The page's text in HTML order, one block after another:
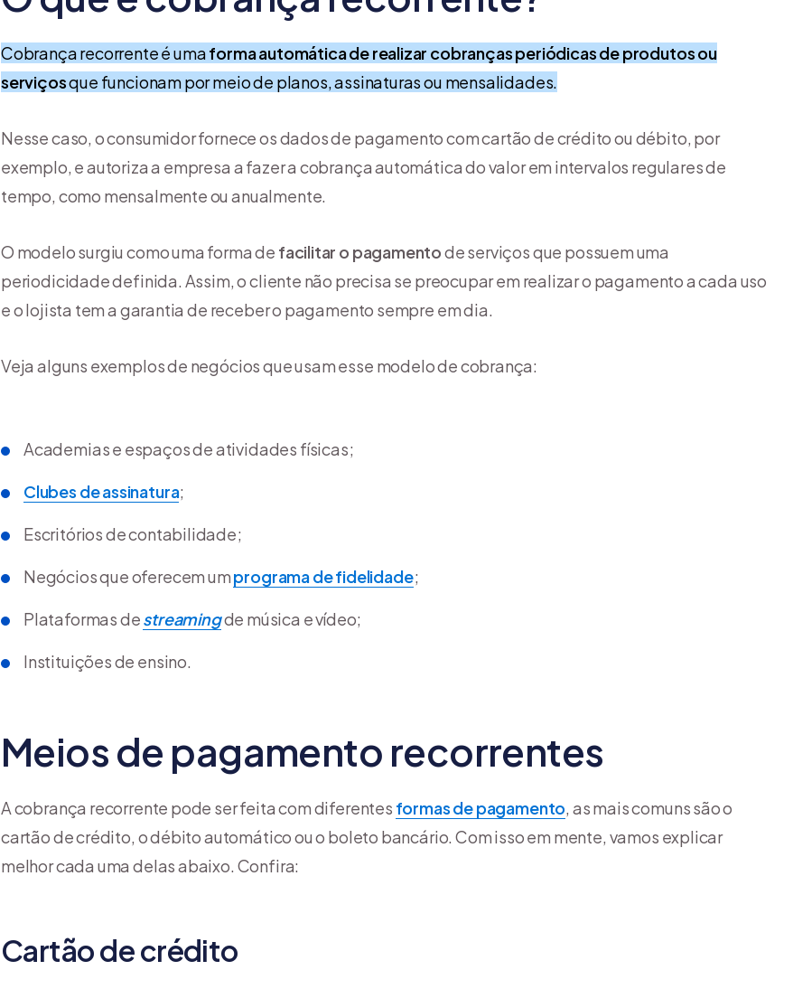
Cobrança recorrente é umaforma automática de realizar cobranças periódicas de produtos ou
serviçosque funcionam por meio de planos, assinaturas ou mensalidades.
Nesse caso, o consumidor fornece os dados de pagamento com cartão de crédito ou débito, por
exemplo, e autoriza a empresa a fazer a cobrança automática do valor em intervalos regulares de
tempo, como mensalmente ou anualmente.
O modelo surgiu como uma forma de facilitar o pagamentode serviços que possuem uma
periodicidade definida. Assim, o cliente não precisa se preocupar em realizar o pagamento a cada uso
e o lojista tem a garantia de receber o pagamento sempre em dia.
Veja alguns exemplos de negócios que usam esse modelo de cobrança:
Academias e espaços de atividades físicas;
Clubes de assinatura;
Escritórios de contabilidade;
Negócios que oferecem umprograma de fidelidade;
Plataformas destreamingde música e vídeo;
Instituições de ensino.
Meios de pagamento recorrentes
A cobrança recorrente pode ser feita com diferentes formas de pagamento, as mais comuns são o
cartão de crédito, o débito automático ou o boleto bancário. Com isso em mente, vamos explicar
melhor cada uma delas abaixo. Confira:
Cartão de crédito